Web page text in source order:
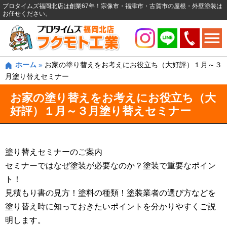
プロタイムズ福岡北店は創業67年！宗像市・福津市・古賀市の屋根・外壁塗装は
お任せください。
ホーム » お家の塗り替えをお考えにお役立ち（大好評）１月～３
月塗り替えセミナー
お家の塗り替えをお考えにお役立ち（大
好評）１月～３月塗り替えセミナー
塗り替えセミナーのご案内
セミナーではなぜ塗装が必要なのか？塗装で重要なポイン
ト！
見積もり書の見方！塗料の種類！塗装業者の選び方などを
塗り替え時に知っておきたいポイントを分かりやすくご説
明します。